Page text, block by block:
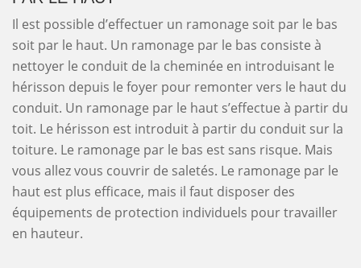
Il est possible d’effectuer un ramonage soit par le bas
soit par le haut. Un ramonage par le bas consiste à
nettoyer le conduit de la cheminée en introduisant le
hérisson depuis le foyer pour remonter vers le haut du
conduit. Un ramonage par le haut s’effectue à partir du
toit. Le hérisson est introduit à partir du conduit sur la
toiture. Le ramonage par le bas est sans risque. Mais
vous allez vous couvrir de saletés. Le ramonage par le
haut est plus efficace, mais il faut disposer des
équipements de protection individuels pour travailler
en hauteur.